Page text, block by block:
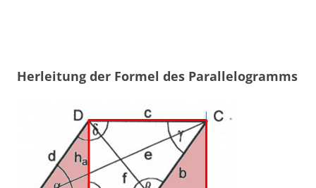
Herleitung der Formel des Parallelogramms